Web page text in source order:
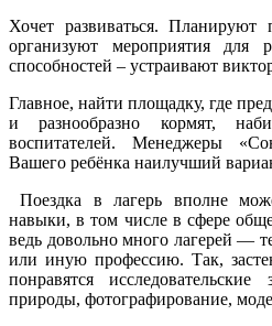
Хочет развиваться.
организуют мероприятия для
способностей – устраивают
Главное, найти площадку, где
и разнообразно кормят,
воспитателей. Менеджеры
Вашего ребёнка наилучший
Поездка в лагерь вполне
навыки, в том числе в сфере
ведь довольно много лагерей —
или иную профессию. Так,
понравятся
природы, фотографирование,